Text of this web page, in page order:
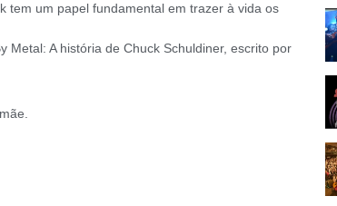
tem um papel fundamental em trazer à vida os
Metal: A história de Chuck Schuldiner, escrito por